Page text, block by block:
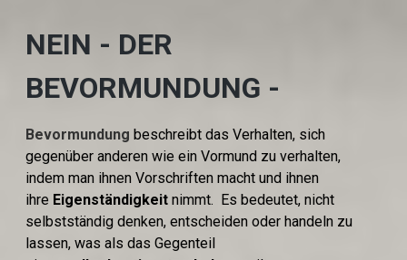
NEIN - DER
BEVORMUNDUNG -
Bevormundung beschreibt das Verhalten, sich
gegenüber anderen wie ein Vormund zu verhalten,
indem man ihnen Vorschriften macht und ihnen
ihre Eigenständigkeit nimmt. Es bedeutet, nicht
selbstständig denken, entscheiden oder handeln zu
lassen, was als das Gegenteil